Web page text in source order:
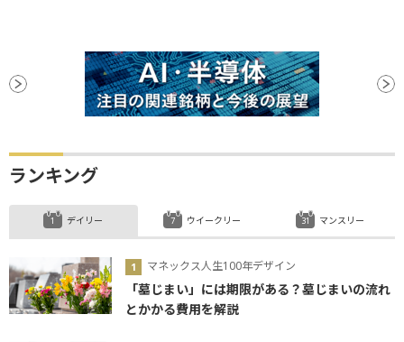
ランキング
デイリー
マネックス人生100年デザイン
「墓じまい」には期限がある？墓じまいの流れ
とかかる費用を解説
ウイークリー マンスリー